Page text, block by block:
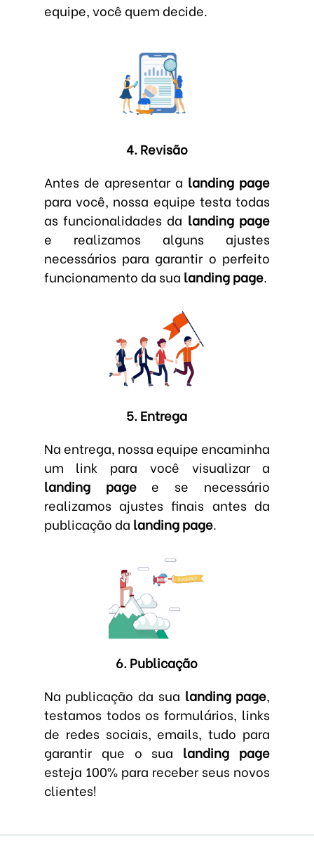
equipe, você quem decide.
4. Revisão
Antes de apresentar a landing page
para você, nossa equipe testa todas
as funcionalidades da landing page
e realizamos alguns ajustes
necessários para garantir o perfeito
funcionamento da sua landing page.
5. Entrega
Na entrega, nossa equipe encaminha
um link para você visualizar a
landing pagee se necessário
realizamos ajustes finais antes da
publicação da landing page.
6. Publicação
Na publicação da sua landing page,
testamos todos os formulários, links
de redes sociais, emails, tudo para
garantir que o sua landing page
esteja 100% para receber seus novos
clientes!